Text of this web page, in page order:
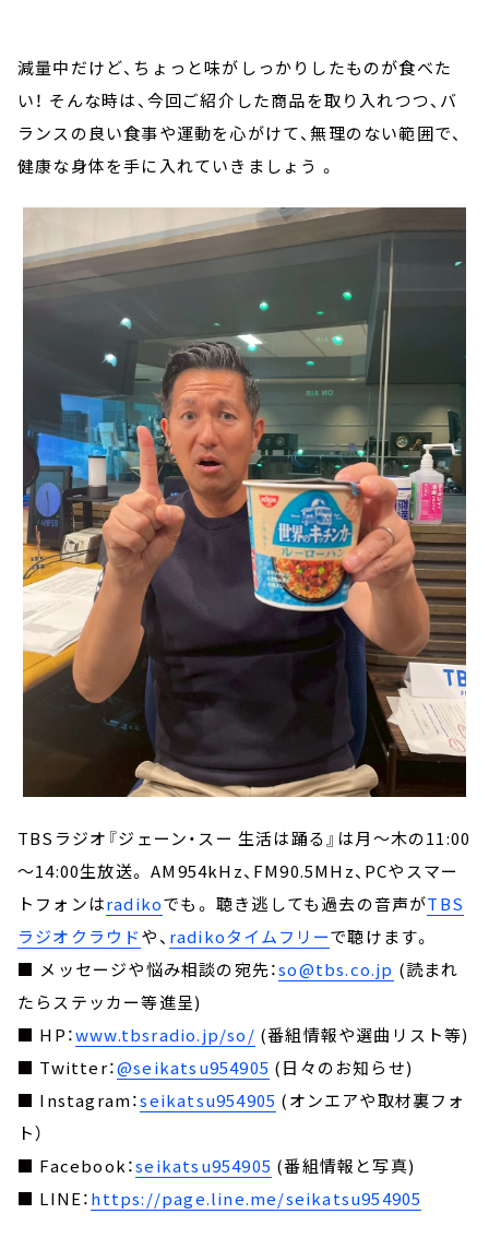
減量中だけど、ちょっと味がしっかりしたものが食べた
い！ そんな時は、今回ご紹介した商品を取り入れつつ、バ
ランスの良い食事や運動を心がけて、無理のない範囲で、
健康な身体を手に入れていきましょう 。
TBSラジオ『ジェーン・スー 生活は踊る』は月～木の11:00
～14:00生放送。 AM954kHz、FM90.5MHz、PCやスマー
トフォンはradikoでも。 聴き逃しても過去の音声がTBS
ラジオクラウドや、 radikoタイムフリーで聴けます。
■ メッセージや悩み相談の宛先：so@tbs.co.jp (読まれ
たらステッカー等進呈)
■ HP：www.tbsradio.jp/so/ (番組情報や選曲リスト等)
■ Twitter：@seikatsu954905 (日々のお知らせ)
■ Instagram：seikatsu954905 (オンエアや取材裏フォ
ト）
■ Facebook：seikatsu954905 (番組情報と写真)
■ LINE：https://page.line.me/seikatsu954905